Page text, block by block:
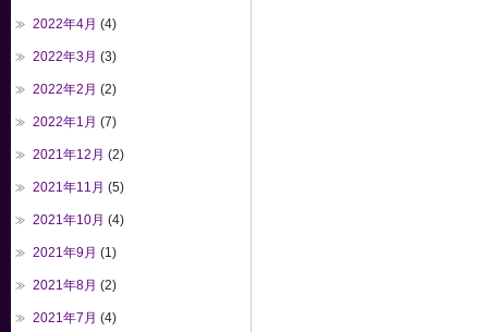
2022年4月 (4)
2022年3月 (3)
2022年2月 (2)
2022年1月 (7)
2021年12月 (2)
2021年11月 (5)
2021年10月 (4)
2021年9月 (1)
2021年8月 (2)
2021年7月 (4)